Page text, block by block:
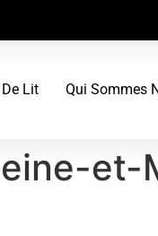
Lit Qui Sommes
et-